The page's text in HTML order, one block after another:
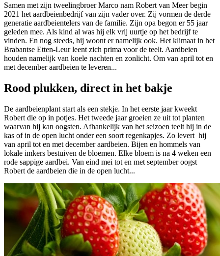
Samen met zijn tweelingbroer Marco nam Robert van Meer begin
2021 het aardbeienbedrijf van zijn vader over. Zij vormen de derde
generatie aardbeientelers van de familie. Zijn opa begon er 55 jaar
geleden mee. Als kind al was hij elk vrij uurtje op het bedrijf te
vinden. En nog steeds, hij woont er namelijk ook. Het klimaat in het
Brabantse Etten-Leur leent zich prima voor de teelt. Aardbeien
houden namelijk van koele nachten en zonlicht. Om van april tot en
met december aardbeien te leveren...
Rood plukken, direct in het bakje
De aardbeienplant start als een stekje. In het eerste jaar kweekt
Robert die op in potjes. Het tweede jaar groeien ze uit tot planten
waarvan hij kan oogsten. Afhankelijk van het seizoen teelt hij in de
kas of in de open lucht onder een soort regenkapjes. Zo levert hij
van april tot en met december aardbeien. Bijen en hommels van
lokale imkers bestuiven de bloemen. Elke bloem is na 4 weken een
rode sappige aardbei. Van eind mei tot en met september oogst
Robert de aardbeien die in de open lucht...